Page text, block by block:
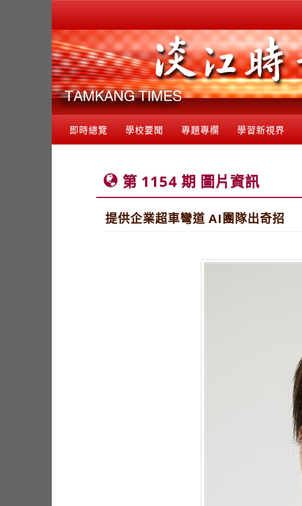
即時總覽 學校要聞 專題專欄 學習新視界
第 1154 期 圖片資訊
提供企業超車彎道 AI團隊出奇招